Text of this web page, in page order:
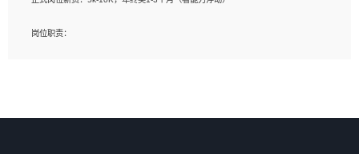
1、艺术设计类相关专业；（其中需求分析顾问不限专业）
岗位职责：